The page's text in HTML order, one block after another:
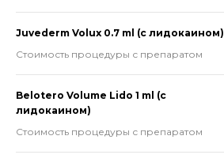
Juvederm Volux 0.7 ml (с лидокаином)
Стоимость процедуры с препаратом
Belotero Volume Lido 1 ml (с
лидокаином)
Стоимость процедуры с препаратом